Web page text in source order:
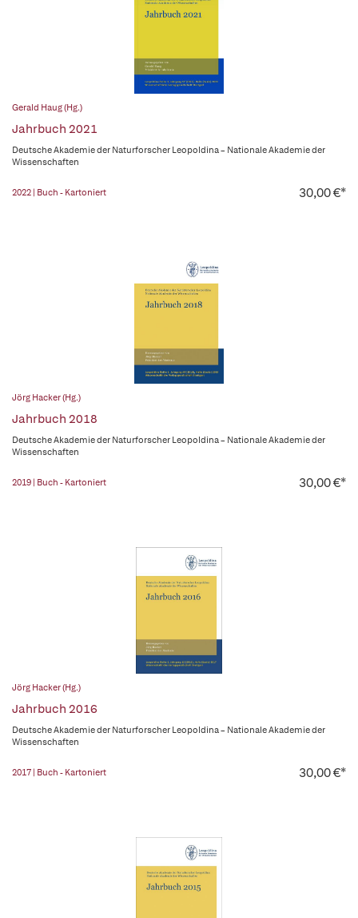
Gerald Haug (Hg.)
Jahrbuch 2021
Deutsche Akademie der Naturforscher Leopoldina – Nationale Akademie der
Wissenschaften
2022 | Buch - Kartoniert 30,00 €*
Jörg Hacker (Hg.)
Jahrbuch 2018
Deutsche Akademie der Naturforscher Leopoldina – Nationale Akademie der
Wissenschaften
2019 | Buch - Kartoniert 30,00 €*
Jörg Hacker (Hg.)
Jahrbuch 2016
Deutsche Akademie der Naturforscher Leopoldina – Nationale Akademie der
Wissenschaften
2017 | Buch - Kartoniert 30,00 €*